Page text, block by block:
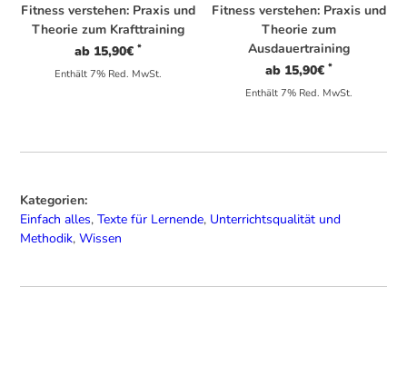
Fitness verstehen: Praxis und
Theorie zum Krafttraining
ab 15,90€ *
Enthält 7% Red. MwSt.
Fitness verstehen: Praxis und
Theorie zum
Ausdauertraining
ab 15,90€ *
Enthält 7% Red. MwSt.
Kategorien:
Einfach alles,Texte für Lernende, Unterrichtsqualität und
Methodik,Wissen